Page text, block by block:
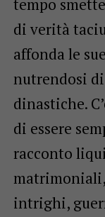
tempo
di verità
affonda le
nutrendosi
dinastiche.
di essere
racconto
intrighi,